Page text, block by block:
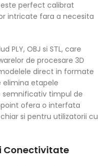
perfect calibrat
intricate fara a necesita
PLY, OBJ si STL, care
de procesare 3D
direct in formate
elimina etapele
semnificativ timpul de
ofera o interfata
si pentru utilizatorii cu
Conectivitate